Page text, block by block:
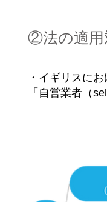
②法の適用
・イギリスに
「自営業者（